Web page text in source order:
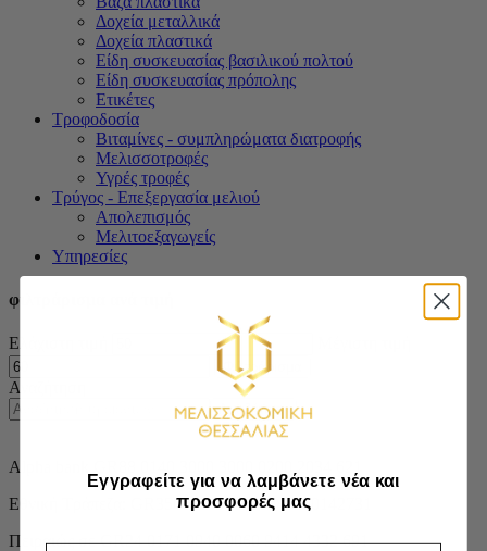
Δοχεία μεταλλικά
Δοχεία πλαστικά
Είδη συσκευασίας βασιλικού πολτού
Είδη συσκευασίας πρόπολης
Ετικέτες
Τροφοδοσία
Βιταμίνες - συμπληρώματα διατροφής
Μελισσοτροφές
Υγρές τροφές
Τρύγος - Επεξεργασία μελιού
Απολεπισμός
Μελιτοεξαγωγείς
Υπηρεσίες
φιλτράρισμα ανά τιμή
Ελάχιστη τιμή
Φιλτράρισμα
Αναζήτηση
Αναζήτηση
Alpha bank GR88 0140 3000 3000 0200 2034 621
Εθνική Τράπεζα: GR3501108650000086500142731
Πειραιώς σε GR24 0171 0940 0060 9414 4332 691
Εγγραφείτε για να λαμβάνετε νέα και
προσφορές μας